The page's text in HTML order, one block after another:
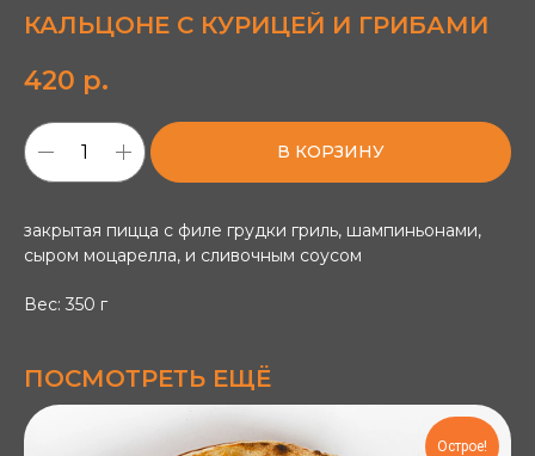
КАЛЬЦОНЕ С КУРИЦЕЙ И ГРИБАМИ
420 р.
В КОРЗИНУ
закрытая пицца с филе грудки гриль, шампиньонами,
сыром моцарелла, и сливочным соусом
Вес: 350 г
ПОСМОТРЕТЬ ЕЩЁ
Острое!